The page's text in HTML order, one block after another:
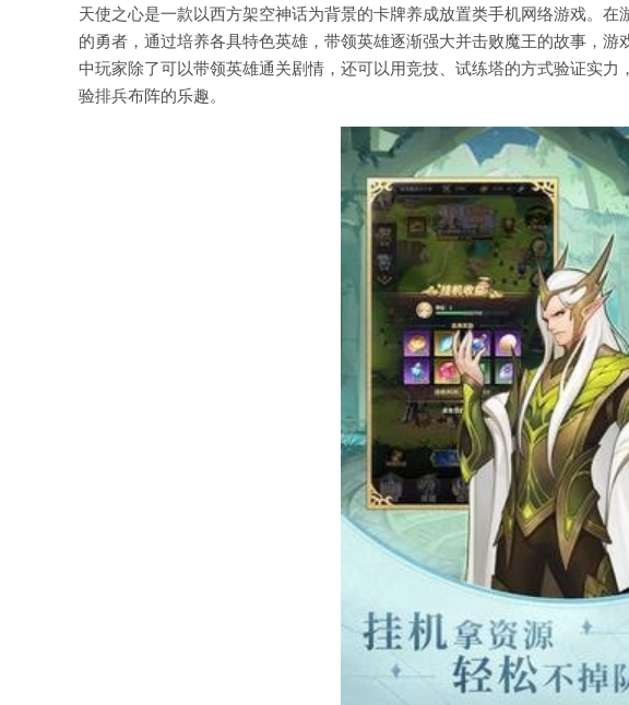
天使之心是一款以西方架空神话为背景的卡牌养成放置类手机网络游戏。
的勇者，通过培养各具特色英雄，带领英雄逐渐强大并击败魔王的故事，
中玩家除了可以带领英雄通关剧情，还可以用竞技、试练塔的方式验证实
验排兵布阵的乐趣。